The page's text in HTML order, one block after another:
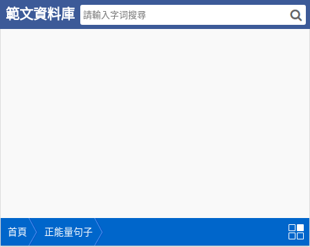
範文資料庫
首頁 正能量句子